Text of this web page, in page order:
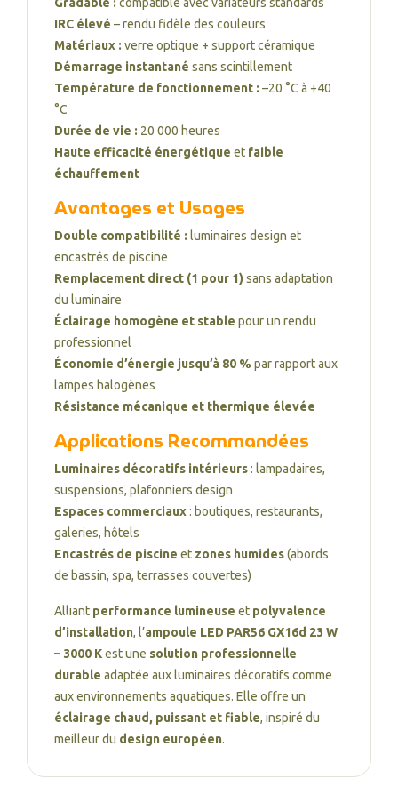
IRC élevé – rendu fidèle des couleurs
Matériaux : verre optique + support céramique
Démarrage instantané sans scintillement
Température de fonctionnement : –20 °C à +40
°C
Durée de vie : 20 000 heures
Haute efficacité énergétique et faible
échauffement
Avantages et Usages
Double compatibilité : luminaires design et
encastrés de piscine
Remplacement direct (1 pour 1) sans adaptation
du luminaire
Éclairage homogène et stable pour un rendu
professionnel
Économie d’énergie jusqu’à 80 % par rapport aux
lampes halogènes
Résistance mécanique et thermique élevée
Applications Recommandées
Luminaires décoratifs intérieurs: lampadaires,
suspensions, plafonniers design
Espaces commerciaux: boutiques, restaurants,
galeries, hôtels
Encastrés de piscine et zones humides(abords
de bassin, spa, terrasses couvertes)
Alliant performance lumineuse et polyvalence
d’installation, l’ampoule LED PAR56 GX16d 23 W
– 3000 Kest une solution professionnelle
durable adaptée aux luminaires décoratifs comme
aux environnements aquatiques. Elle offre un
éclairage chaud, puissant et fiable, inspiré du
meilleur du design européen.